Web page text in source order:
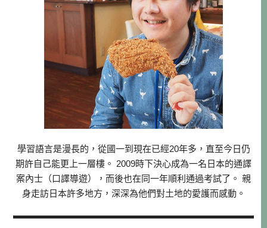
學習語言是漫長的，從國一到現在已經20年多，直至今日仍
期許自己能更上一層樓。 2009時下決心成為一名日本的通譯
案內士（口譯導遊），而後也在同一年順利通過考試了。 親
身走訪日本許多地方，深深為他們對土地的愛護而感動。